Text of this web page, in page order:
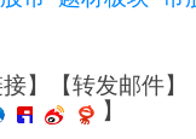
】【转发邮件】
】